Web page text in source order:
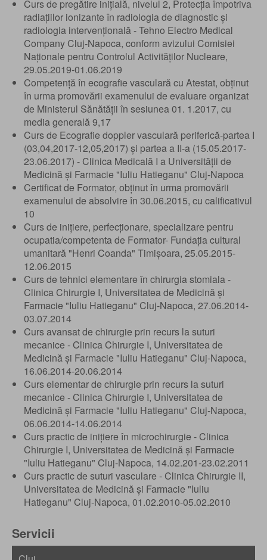
Curs de pregătire inițială, nivelul 2, Protecția împotriva
radiațiilor ionizante în radiologia de diagnostic și
radiologia intervențională - Tehno Electro Medical
Company Cluj-Napoca, conform avizului Comisiei
Naționale pentru Controlul Activităților Nucleare,
29.05.2019-01.06.2019
Competență în ecografie vasculară cu Atestat, obținut
în urma promovării examenului de evaluare organizat
de Ministerul Sănătății în sesiunea 01. 1.2017, cu
media generală 9,17
Curs de Ecografie doppler vasculară periferică-partea I
(03,04,2017-12,05,2017) și partea a II-a (15.05.2017-
23.06.2017) - Clinica Medicală I a Universității de
Medicină și Farmacie "Iuliu Hatieganu" Cluj-Napoca
Certificat de Formator, obținut în urma promovării
examenului de absolvire în 30.06.2015, cu calificativul
10
Curs de inițiere, perfecționare, specializare pentru
ocupatia/competenta de Formator- Fundația cultural
umanitară "Henri Coanda" Timișoara, 25.05.2015-
12.06.2015
Curs de tehnici elementare în chirurgia stomiala -
Clinica Chirurgie I, Universitatea de Medicină și
Farmacie "Iuliu Hatieganu" Cluj-Napoca, 27.06.2014-
03.07.2014
Curs avansat de chirurgie prin recurs la suturi
mecanice - Clinica Chirurgie I, Universitatea de
Medicină și Farmacie "Iuliu Hatieganu" Cluj-Napoca,
16.06.2014-20.06.2014
Curs elementar de chirurgie prin recurs la suturi
mecanice - Clinica Chirurgie I, Universitatea de
Medicină și Farmacie "Iuliu Hatieganu" Cluj-Napoca,
06.06.2014-14.06.2014
Curs practic de inițiere în microchirurgie - Clinica
Chirurgie I, Universitatea de Medicină și Farmacie
"Iuliu Hatieganu" Cluj-Napoca, 14.02.201-23.02.2011
Curs practic de suturi vasculare - Clinica Chirurgie II,
Universitatea de Medicină și Farmacie "Iuliu
Hatieganu" Cluj-Napoca, 01.02.2010-05.02.2010
Servicii